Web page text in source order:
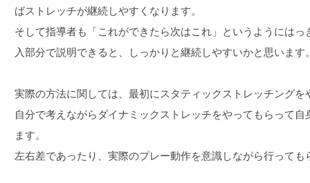
ばストレッチが継続しやすくなります。
そして指導者も「これができたら次はこれ」というようには
入部分で説明できると、しっかりと継続しやすいかと思います
実際の方法に関しては、最初にスタティックストレッチング
自分で考えながらダイナミックストレッチをやってもらって
ます。
左右差であったり、実際のプレー動作を意識しながら行って